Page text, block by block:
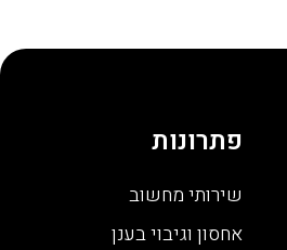
פתרונות
שירותי מחשוב
אחסון וגיבוי בענן